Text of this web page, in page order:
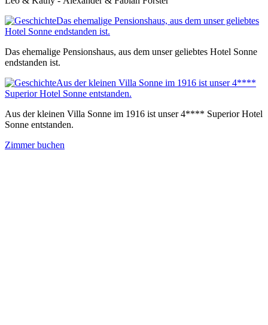
Das ehemalige Pensionshaus, aus dem unser geliebtes
Hotel Sonne endstanden ist.
Das ehemalige Pensionshaus, aus dem unser geliebtes Hotel Sonne
endstanden ist.
Aus der kleinen Villa Sonne im 1916 ist unser 4****
Superior Hotel Sonne entstanden.
Aus der kleinen Villa Sonne im 1916 ist unser 4**** Superior Hotel
Sonne entstanden.
Zimmer buchen